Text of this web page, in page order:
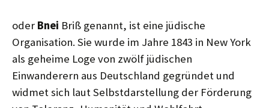
oder Bnei Briß genannt, ist eine jüdische
Organisation. Sie wurde im Jahre 1843 in New York
als geheime Loge von zwölf jüdischen
Einwanderern aus Deutschland gegründet und
widmet sich laut Selbstdarstellung der Förderung